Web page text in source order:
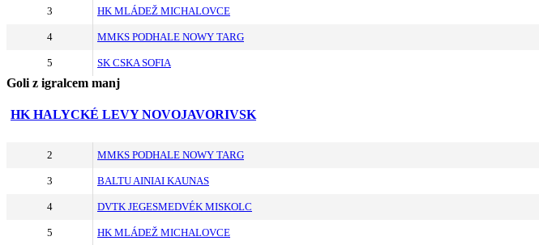
3 HK MLÁDEŽ MICHALOVCE
4 MMKS PODHALE NOWY TARG
5 SK CSKA SOFIA
Goli z igralcem manj
HK HALYCKÉ LEVY NOVOJAVORIVSK
2 MMKS PODHALE NOWY TARG
3 BALTU AINIAI KAUNAS
4 DVTK JEGESMEDVÉK MISKOLC
5 HK MLÁDEŽ MICHALOVCE